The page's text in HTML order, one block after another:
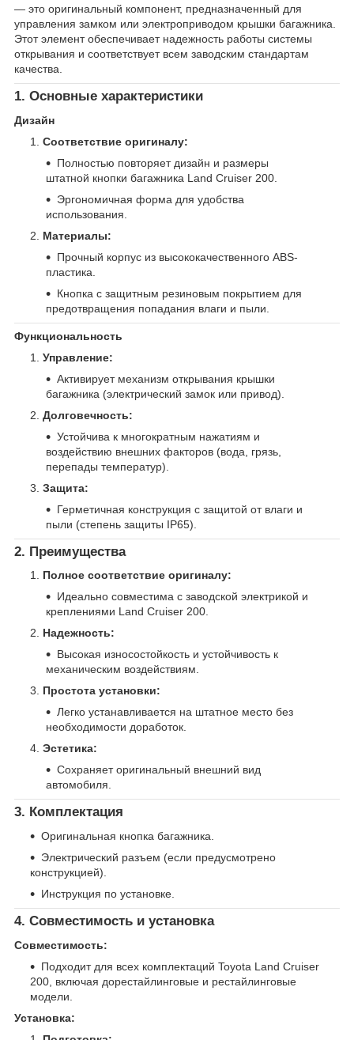
— это оригинальный компонент, предназначенный для
управления замком или электроприводом крышки багажника.
Этот элемент обеспечивает надежность работы системы
открывания и соответствует всем заводским стандартам
качества.
1. Основные характеристики
Дизайн
Соответствие оригиналу:
Полностью повторяет дизайн и размеры
штатной кнопки багажника Land Cruiser 200.
Эргономичная форма для удобства
использования.
Материалы:
Прочный корпус из высококачественного ABS-
пластика.
Кнопка с защитным резиновым покрытием для
предотвращения попадания влаги и пыли.
Функциональность
Управление:
Активирует механизм открывания крышки
багажника (электрический замок или привод).
Долговечность:
Устойчива к многократным нажатиям и
воздействию внешних факторов (вода, грязь,
перепады температур).
Защита:
Герметичная конструкция с защитой от влаги и
пыли (степень защиты IP65).
2. Преимущества
Полное соответствие оригиналу:
Идеально совместима с заводской электрикой и
креплениями Land Cruiser 200.
Надежность:
Высокая износостойкость и устойчивость к
механическим воздействиям.
Простота установки:
Легко устанавливается на штатное место без
необходимости доработок.
Эстетика:
Сохраняет оригинальный внешний вид
автомобиля.
3. Комплектация
Оригинальная кнопка багажника.
Электрический разъем (если предусмотрено
конструкцией).
Инструкция по установке.
4. Совместимость и установка
Совместимость:
Подходит для всех комплектаций Toyota Land Cruiser
200, включая дорестайлинговые и рестайлинговые
модели.
Установка: